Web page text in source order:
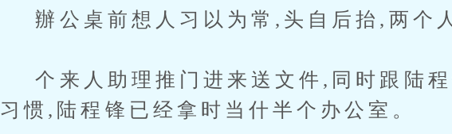
辦公桌前想人习以为常,头自后抬,两个
个来人助理推门进来送文件,同时跟陆程
习惯,陆程锋已经拿时当什半个办公室。